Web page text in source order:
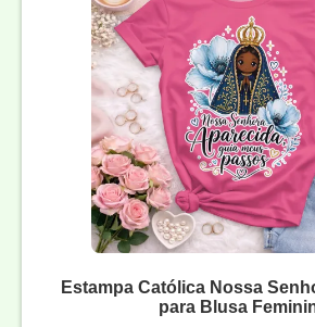
Estampa Católica Nossa
para Blusa